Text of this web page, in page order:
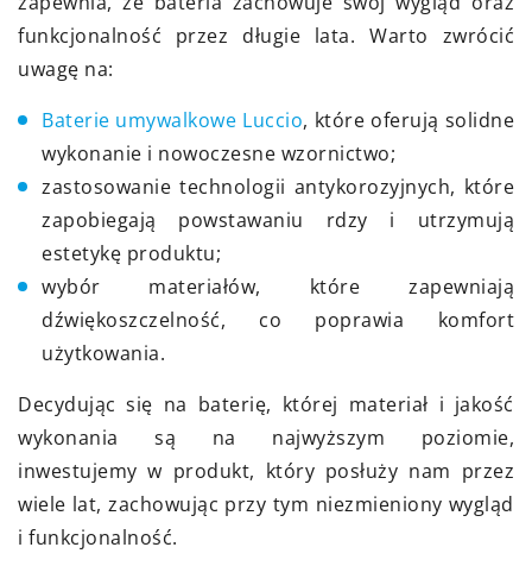
funkcjonalność przez długie lata. Warto zwrócić
uwagę na:
Baterie umywalkowe Luccio, które oferują solidne
wykonanie i nowoczesne wzornictwo;
zastosowanie technologii antykorozyjnych, które
zapobiegają powstawaniu rdzy i utrzymują
estetykę produktu;
wybór materiałów, które zapewniają
dźwiękoszczelność, co poprawia komfort
użytkowania.
Decydując się na baterię, której materiał i jakość
wykonania są na najwyższym poziomie,
inwestujemy w produkt, który posłuży nam przez
wiele lat, zachowując przy tym niezmieniony wygląd
i funkcjonalność.